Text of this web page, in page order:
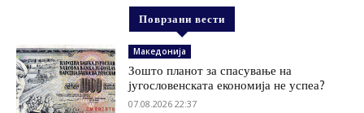
Поврзани вести
Македонија
Зошто планот за спасување на
југословенската економија не успеа?
07.08.2026 22:37